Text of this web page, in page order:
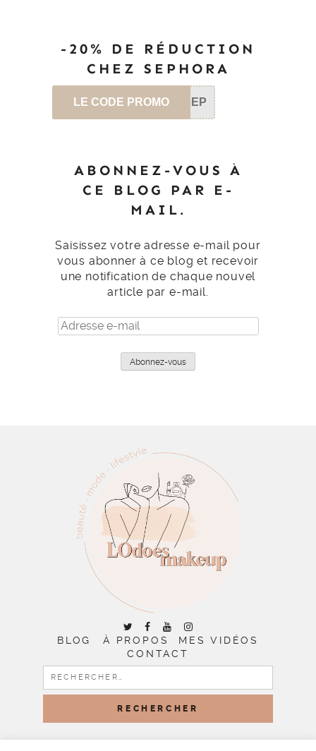
-20% DE RÉDUCTION
CHEZ SEPHORA
LE CODE PROMO SEP
ABONNEZ-VOUS À
CE BLOG PAR E-
MAIL.
Saisissez votre adresse e-mail pour
vous abonner à ce blog et recevoir
une notification de chaque nouvel
article par e-mail.
Adresse
e-
Abonnez-vous
BLOG À PROPOS
MES VIDÉOS
CONTACT
RECHERCHER :